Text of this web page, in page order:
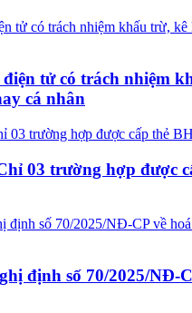
tử có trách nhiệm
cá nhân
03 trường hợp được
định số 70/2025/NĐ-